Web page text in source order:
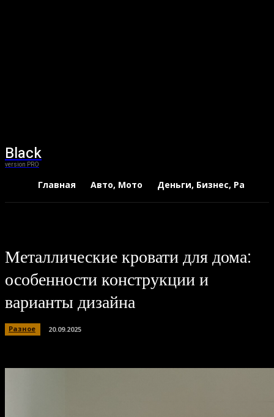
Black
version PRO
Главная Авто, Мото Деньги, Бизнес, Работа
Металлические кровати для дома:
особенности конструкции и
варианты дизайна
Разное 20.09.2025